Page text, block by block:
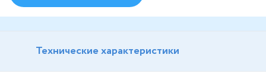
Технические характеристики